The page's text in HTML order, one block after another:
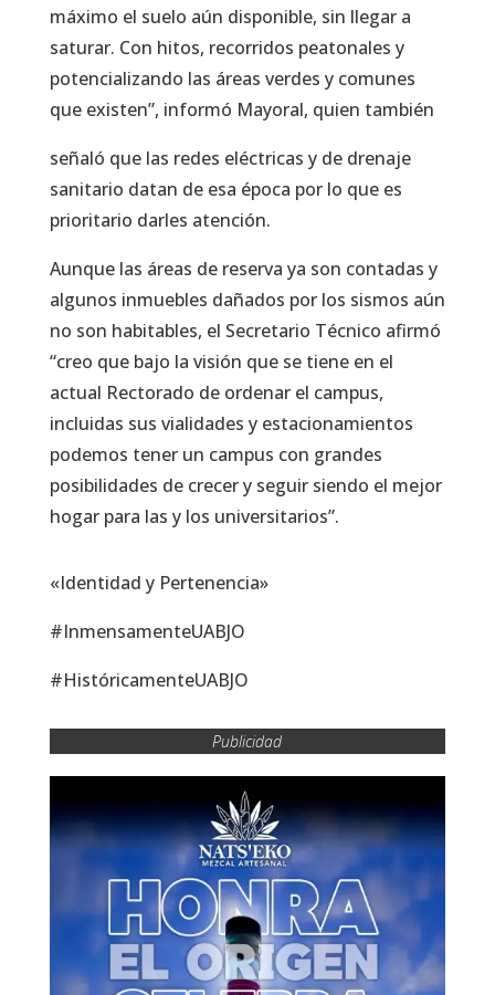
máximo el suelo aún disponible, sin llegar a
saturar. Con hitos, recorridos peatonales y
potencializando las áreas verdes y comunes
que existen”, informó Mayoral, quien también
señaló que las redes eléctricas y de drenaje
sanitario datan de esa época por lo que es
prioritario darles atención.
Aunque las áreas de reserva ya son contadas y
algunos inmuebles dañados por los sismos aún
no son habitables, el Secretario Técnico afirmó
“creo que bajo la visión que se tiene en el
actual Rectorado de ordenar el campus,
incluidas sus vialidades y estacionamientos
podemos tener un campus con grandes
posibilidades de crecer y seguir siendo el mejor
hogar para las y los universitarios”.
«Identidad y Pertenencia»
#InmensamenteUABJO
#HistóricamenteUABJO
Publicidad